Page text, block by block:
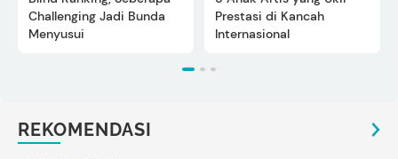
Challenging Jadi Bunda
Menyusui
Prestasi di Kancah
Internasional
REKOMENDASI